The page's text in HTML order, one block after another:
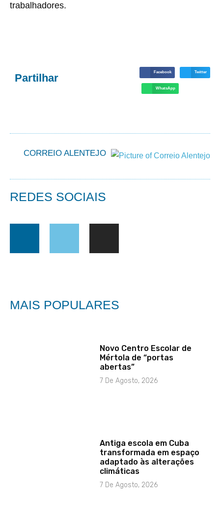
trabalhadores.
Partilhar Facebook Twitter
WhatsApp
CORREIO ALENTEJO
REDES SOCIAIS
MAIS POPULARES
Novo Centro Escolar de
Mértola de “portas
abertas”
7 De Agosto, 2026
Antiga escola em Cuba
transformada em espaço
adaptado às alterações
climáticas
7 De Agosto, 2026